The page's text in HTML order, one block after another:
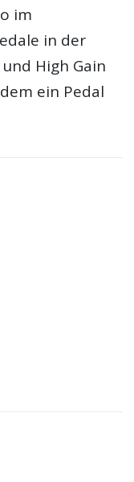
im
in der
High Gain
ein Pedal